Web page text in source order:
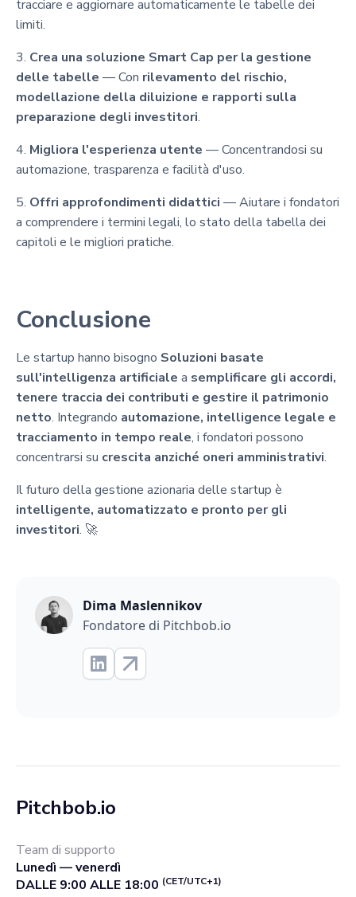
tracciare e aggiornare automaticamente le tabelle dei
limiti.
3. Crea una soluzione Smart Cap per la gestione
delle tabelle — Con rilevamento del rischio,
modellazione della diluizione e rapporti sulla
preparazione degli investitori.
4. Migliora l'esperienza utente — Concentrandosi su
automazione, trasparenza e facilità d'uso.
5. Offri approfondimenti didattici — Aiutare i fondatori
a comprendere i termini legali, lo stato della tabella dei
capitoli e le migliori pratiche.
Conclusione
Le startup hanno bisogno Soluzioni basate
sull'intelligenza artificiale a semplificare gli accordi,
tenere traccia dei contributi e gestire il patrimonio
netto. Integrando automazione, intelligence legale e
tracciamento in tempo reale, i fondatori possono
concentrarsi su crescita anziché oneri amministrativi.
Il futuro della gestione azionaria delle startup è
intelligente, automatizzato e pronto per gli
investitori. 🚀
Dima Maslennikov
Fondatore di Pitchbob.io
Pitchbob.io
Team di supporto
Lunedì — venerdì
DALLE 9:00 ALLE 18:00 (CET/UTC+1)